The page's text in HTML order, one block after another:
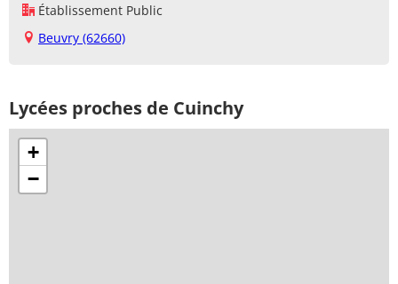
Établissement Public
Beuvry (62660)
Lycées proches de Cuinchy
+
−